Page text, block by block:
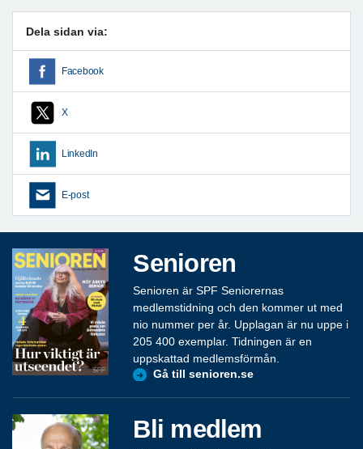
Dela sidan via:
Facebook
X
LinkedIn
E-post
Senioren
Senioren är SPF Seniorernas
medlemstidning och den kommer ut med
nio nummer per år. Upplagan är nu uppe i
205 400 exemplar. Tidningen är en
uppskattad medlemsförmån.
Gå till senioren.se
Bli medlem